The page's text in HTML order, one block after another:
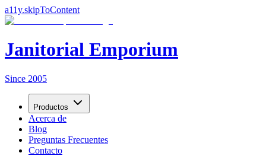
a11y.skipToContent
Janitorial Emporium
Since 2005
Productos
Acerca de
Blog
Preguntas Frecuentes
Contacto